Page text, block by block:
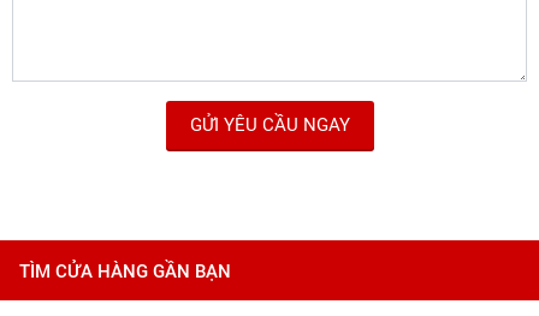
GỬI YÊU CẦU NGAY
TÌM CỬA HÀNG GẦN BẠN